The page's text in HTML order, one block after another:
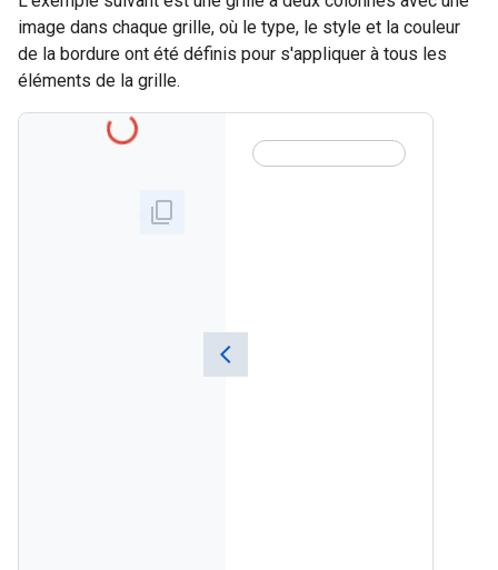
image dans chaque grille, où le type, le style et la couleur
de la bordure ont été définis pour s'appliquer à tous les
éléments de la grille.